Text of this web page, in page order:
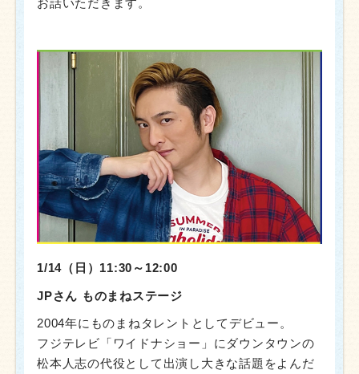
お話いただきます。
1/14（日）11:30～12:00
JPさん ものまねステージ
2004年にものまねタレントとしてデビュー。
フジテレビ「ワイドナショー」にダウンタウンの
松本人志の代役として出演し大きな話題をよんだ